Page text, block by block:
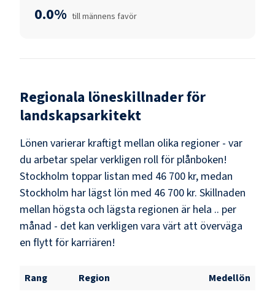
0.0% till männens favör
Regionala löneskillnader för
landskapsarkitekt
Lönen varierar kraftigt mellan olika regioner - var
du arbetar spelar verkligen roll för plånboken!
Stockholm toppar listan med 46 700 kr, medan
Stockholm har lägst lön med 46 700 kr. Skillnaden
mellan högsta och lägsta regionen är hela .. per
månad - det kan verkligen vara värt att överväga
en flytt för karriären!
Rang Region
Medellön